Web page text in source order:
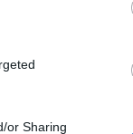
or Sharing